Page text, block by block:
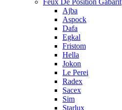
Feux De Position Gabarit
Ajba
Aspock
Dafa
Egkal
Fristom
Hella
Jokon
Le Perei
Radex
Sacex
Sim
Starlux